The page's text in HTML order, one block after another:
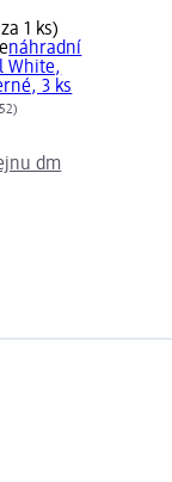
1 ks)
náhradní
White,
3 ks
dm